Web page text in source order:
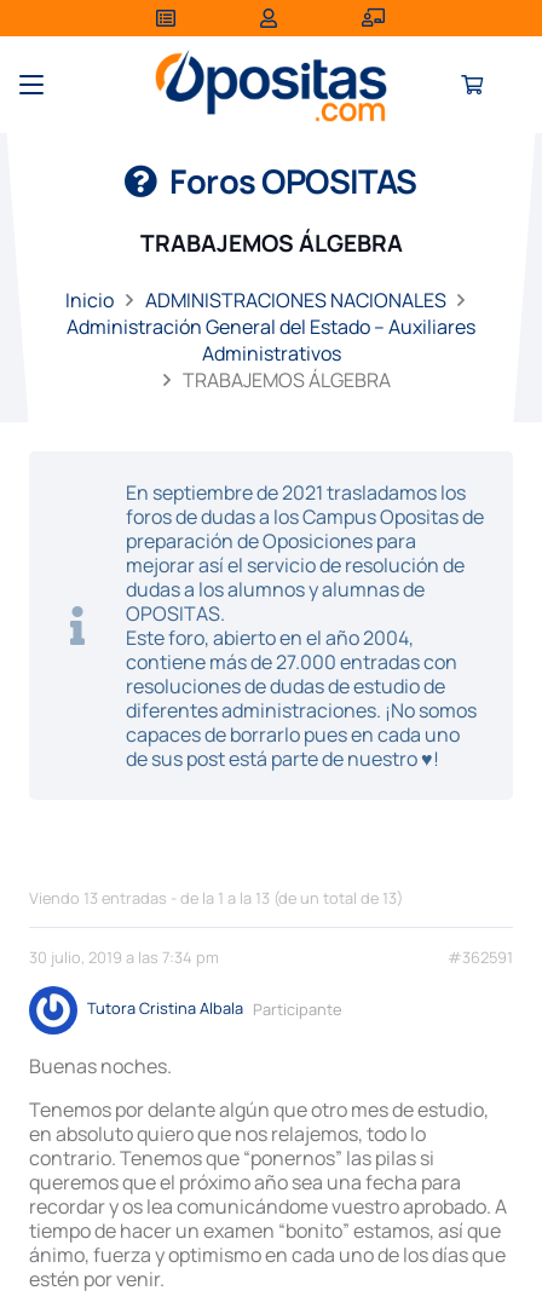
Foros OPOSITAS
TRABAJEMOS ÁLGEBRA
Inicio
ADMINISTRACIONES NACIONALES
Administración General del Estado – Auxiliares
Administrativos
TRABAJEMOS ÁLGEBRA
En septiembre de 2021 trasladamos los
foros de dudas a los Campus Opositas de
preparación de Oposiciones para
mejorar así el servicio de resolución de
dudas a los alumnos y alumnas de
OPOSITAS.
Este foro, abierto en el año 2004,
contiene más de 27.000 entradas con
resoluciones de dudas de estudio de
diferentes administraciones. ¡No somos
capaces de borrarlo pues en cada uno
de sus post está parte de nuestro ♥!
Viendo 13 entradas - de la 1 a la 13 (de un total de 13)
30 julio, 2019 a las 7:34 pm #362591
Tutora Cristina Albala Participante
Buenas noches.
Tenemos por delante algún que otro mes de estudio,
en absoluto quiero que nos relajemos, todo lo
contrario. Tenemos que “ponernos” las pilas si
queremos que el próximo año sea una fecha para
recordar y os lea comunicándome vuestro aprobado. A
tiempo de hacer un examen “bonito” estamos, así que
ánimo, fuerza y optimismo en cada uno de los días que
estén por venir.